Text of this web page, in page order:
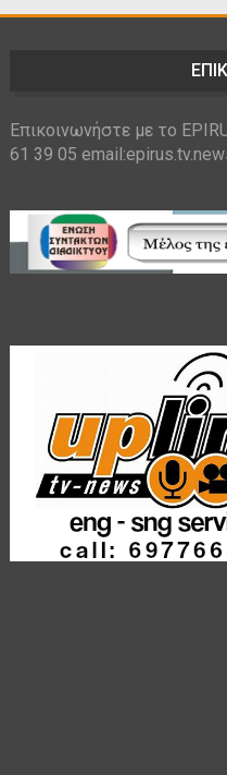
Επικοινωνήστε με το
61 39 05